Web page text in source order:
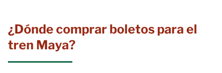
¿Dónde comprar boletos para el
tren Maya?